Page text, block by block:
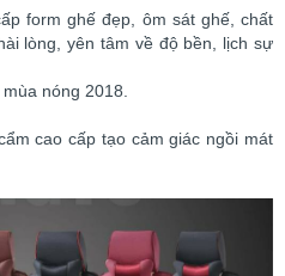
form ghế đẹp, ôm sát ghế, chất
lòng, yên tâm về độ bền, lịch sự
nóng 2018.
cao cấp tạo cảm giác ngồi mát